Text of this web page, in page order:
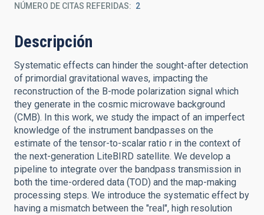
NÚMERO DE CITAS REFERIDAS 2
Descripción
Systematic effects can hinder the sought-after detection
of primordial gravitational waves, impacting the
reconstruction of the B-mode polarization signal which
they generate in the cosmic microwave background
(CMB). In this work, we study the impact of an imperfect
knowledge of the instrument bandpasses on the
estimate of the tensor-to-scalar ratio r in the context of
the next-generation LiteBIRD satellite. We develop a
pipeline to integrate over the bandpass transmission in
both the time-ordered data (TOD) and the map-making
processing steps. We introduce the systematic effect by
having a mismatch between the "real", high resolution